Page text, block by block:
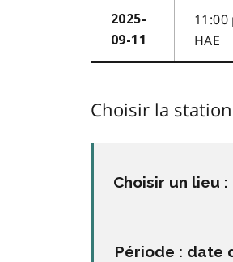
2025-
09-11
11:00
HAE
Choisir la
Choisir un lieu :
Période : date